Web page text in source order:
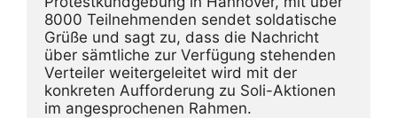
8000 Teilnehmenden sendet soldatische
Grüße und sagt zu, dass die Nachricht
über sämtliche zur Verfügung stehenden
Verteiler weitergeleitet wird mit der
konkreten Aufforderung zu Soli-Aktionen
im angesprochenen Rahmen.